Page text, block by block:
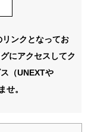
リンクとなってお
にアクセスしてク
（UNEXTや
せ。